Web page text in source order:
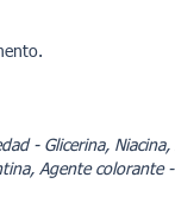
- Glicerina,
Agente colorante